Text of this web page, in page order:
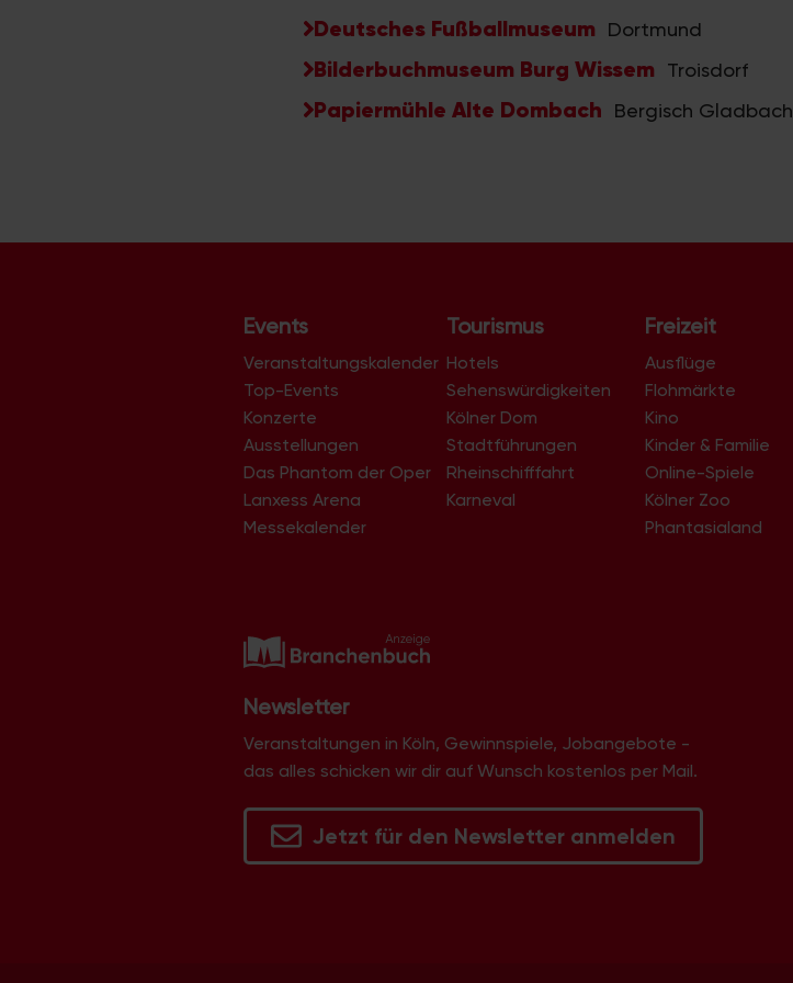
Deutsches Fußballmuseum Dortmund
Bilderbuchmuseum Burg Wissem Troisdorf
Papiermühle Alte Dombach Bergisch Gladbach
Events
Veranstaltungskalender
Top-Events
Konzerte
Ausstellungen
Das Phantom der Oper
Lanxess Arena
Messekalender
Tourismus
Hotels
Sehenswürdigkeiten
Kölner Dom
Stadtführungen
Rheinschifffahrt
Karneval
Freizeit
Ausflüge
Flohmärkte
Kino
Kinder & Familie
Online-Spiele
Kölner Zoo
Phantasialand
Newsletter
Veranstaltungen in Köln, Gewinnspiele, Jobangebote -
das alles schicken wir dir auf Wunsch kostenlos per Mail.
Jetzt für den Newsletter anmelden